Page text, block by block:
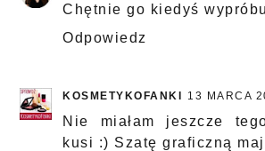
Chętnie go kiedyś
Odpowiedz
KOSMETYKOFANKI 13 MARCA
Nie miałam jeszcze
kusi :) Szatę graficzną